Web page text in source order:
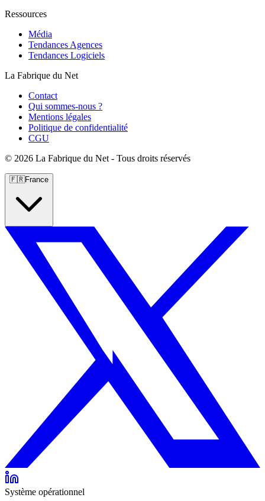
Ressources
Média
Tendances Agences
Tendances Logiciels
La Fabrique du Net
Contact
Qui sommes-nous ?
Mentions légales
Politique de confidentialité
CGU
© 2026 La Fabrique du Net - Tous droits réservés
🇫🇷France
Système opérationnel